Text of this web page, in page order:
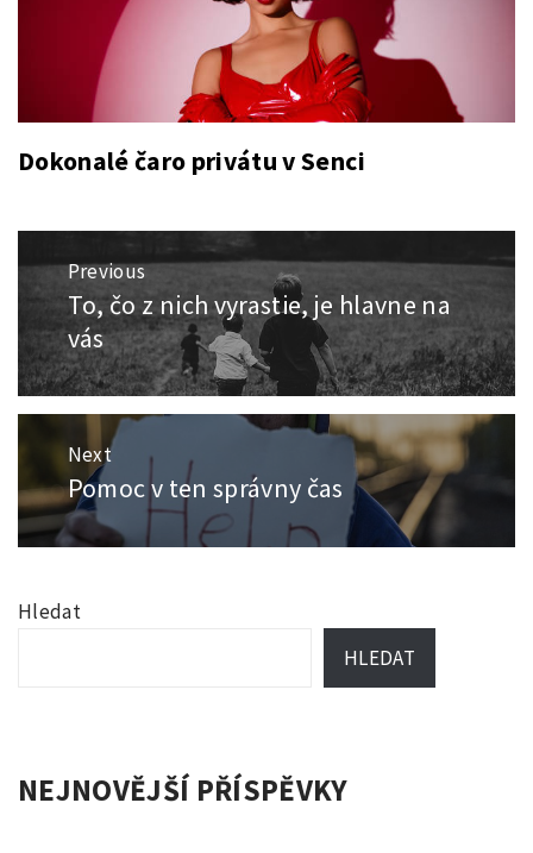
Dokonalé čaro privátu v Senci
Navigace
pro
příspěvek
Previous
Previous
post:
To, čo z nich vyrastie, je hlavne na
vás
Next
Next
post:
Pomoc v ten správny čas
Hledat
HLEDAT
NEJNOVĚJŠÍ PŘÍSPĚVKY